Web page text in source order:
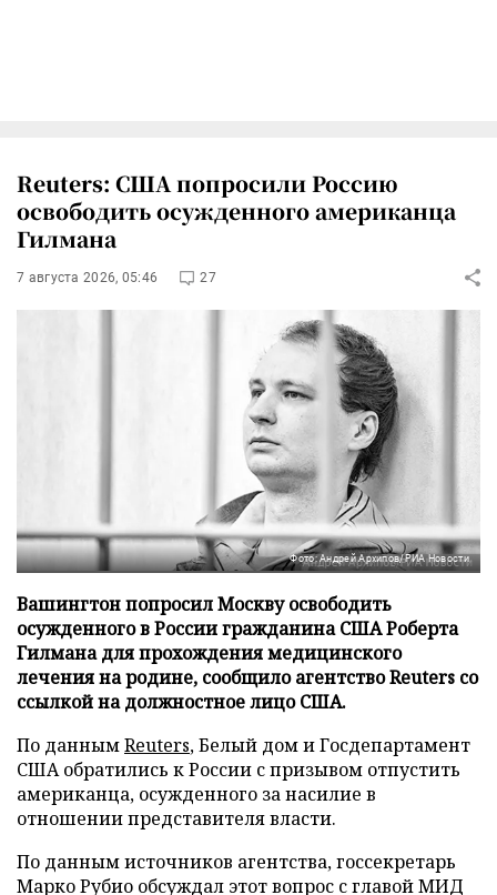
Reuters: США попросили Россию
освободить осужденного американца
Гилмана
7 августа 2026, 05:46 27
Фото: Андрей Архипов/РИА Новости
Вашингтон попросил Москву освободить
осужденного в России гражданина США Роберта
Гилмана для прохождения медицинского
лечения на родине, сообщило агентство Reuters со
ссылкой на должностное лицо США.
По даннымReuters, Белый дом и Госдепартамент
США обратились к России с призывом отпустить
американца, осужденного за насилие в
отношении представителя власти.
По данным источников агентства, госсекретарь
Марко Рубио обсуждал этот вопрос с главой МИД